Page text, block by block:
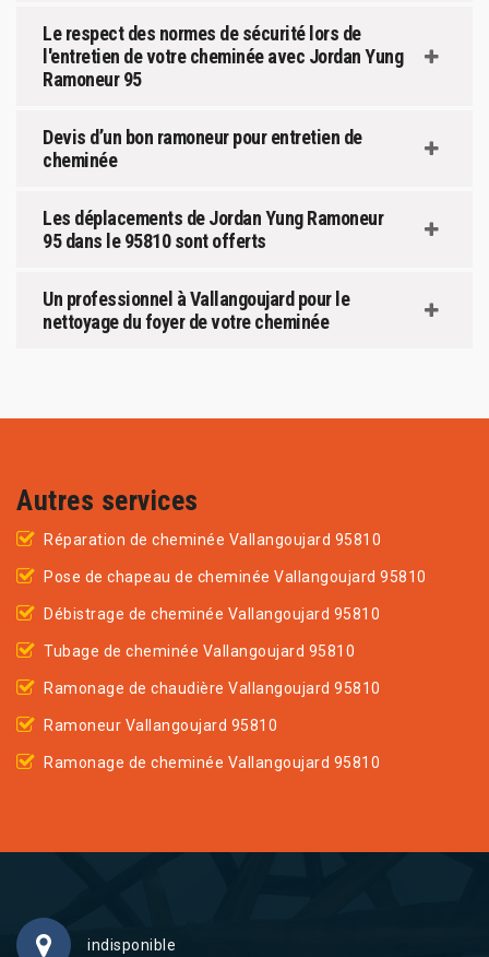
Le respect des normes de sécurité lors de
l'entretien de votre cheminée avec Jordan Yung
Ramoneur 95
Devis d’un bon ramoneur pour entretien de
cheminée
Les déplacements de Jordan Yung Ramoneur
95 dans le 95810 sont offerts
Un professionnel à Vallangoujard pour le
nettoyage du foyer de votre cheminée
Autres services
Réparation de cheminée Vallangoujard 95810
Pose de chapeau de cheminée Vallangoujard 95810
Débistrage de cheminée Vallangoujard 95810
Tubage de cheminée Vallangoujard 95810
Ramonage de chaudière Vallangoujard 95810
Ramoneur Vallangoujard 95810
Ramonage de cheminée Vallangoujard 95810
indisponible